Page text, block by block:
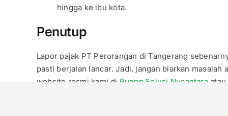
hingga ke ibu kota.
Penutup
Lapor pajak PT Perorangan di Tangerang
pasti berjalan lancar. Jadi, jangan biarkan
website resmi kami di Ruang Solusi Nusantaraatau